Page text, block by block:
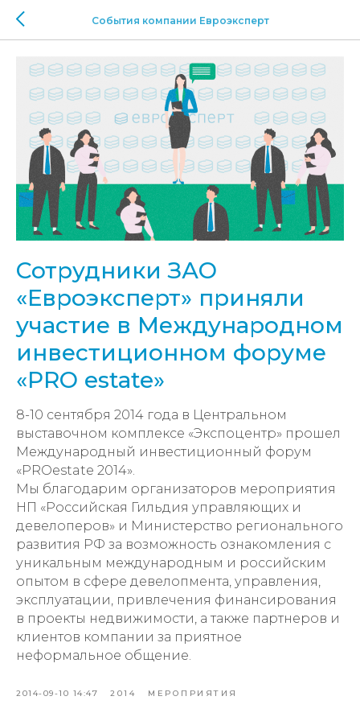
События компании Евроэксперт
Сотрудники ЗАО
«Евроэксперт» приняли
участие в Международном
инвестиционном форуме
«PRO estate»
8-10 сентября 2014 года в Центральном
выставочном комплексе «Экспоцентр» прошел
Международный инвестиционный форум
«PROestate 2014».
Мы благодарим организаторов мероприятия
НП «Российская Гильдия управляющих и
девелоперов» и Министерство регионального
развития РФ за возможность ознакомления с
уникальным международным и российским
опытом в сфере девелопмента, управления,
эксплуатации, привлечения финансирования
в проекты недвижимости, а также партнеров и
клиентов компании за приятное
неформальное общение.
2014-09-10 14:47 2014 МЕРОПРИЯТИЯ